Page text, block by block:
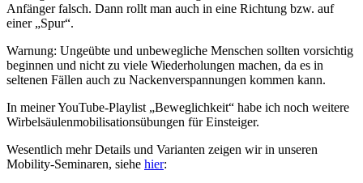
Anfänger falsch. Dann rollt man auch in eine Richtung bzw. auf
einer „Spur“.
Warnung: Ungeübte und unbewegliche Menschen sollten vorsichtig
beginnen und nicht zu viele Wiederholungen machen, da es in
seltenen Fällen auch zu Nackenverspannungen kommen kann.
In meiner YouTube-Playlist „Beweglichkeit“ habe ich noch weitere
Wirbelsäulenmobilisationsübungen für Einsteiger.
Wesentlich mehr Details und Varianten zeigen wir in unseren
Mobility-Seminaren, siehe hier: